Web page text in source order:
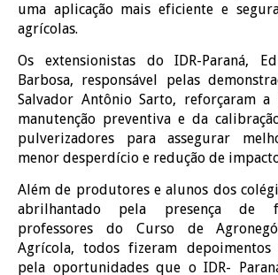
uma aplicação mais eficiente e
agrícolas.
Os extensionistas do IDR-Paraná,
Barbosa, responsável pelas
Salvador Antônio Sarto, reforçaram
manutenção preventiva e da
pulverizadores para assegurar
menor desperdício e redução de
Além de produtores e alunos dos
abrilhantado pela presença de
professores do Curso de
Agrícola, todos fizeram depoimentos
pela oportunidades que o IDR-